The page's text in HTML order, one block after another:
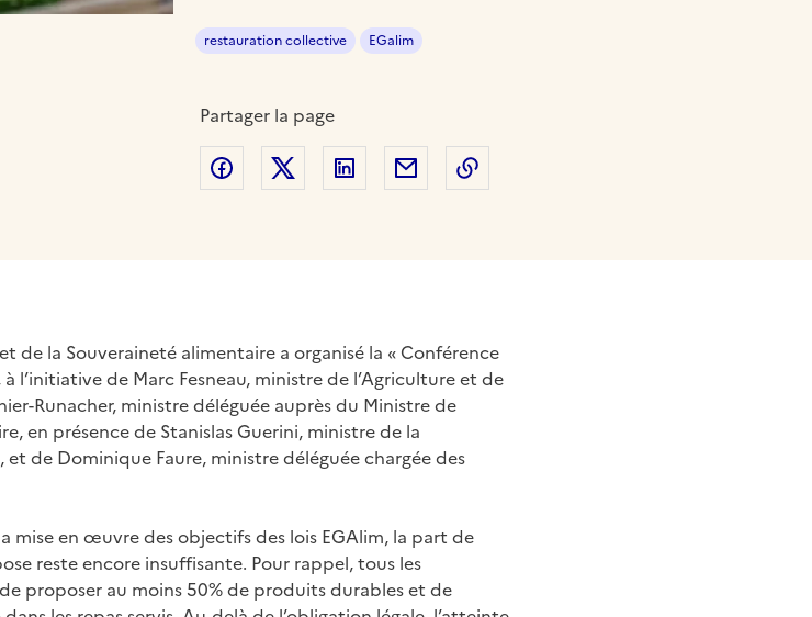
restauration collective EGalim
Partager la page
Partager sur Facebook
Partager sur Twitter
Partager sur LinkedIn
Partager par email
de la Souveraineté alimentaire a organisé la « Conférence
l’initiative de Marc Fesneau, ministre de l’Agriculture et de
Runacher, ministre déléguée auprès du Ministre de
en présence de Stanislas Guerini, ministre de la
de Dominique Faure, ministre déléguée chargée des
mise en œuvre des objectifs des lois EGAlim, la part de
reste encore insuffisante. Pour rappel, tous les
proposer au moins 50% de produits durables et de